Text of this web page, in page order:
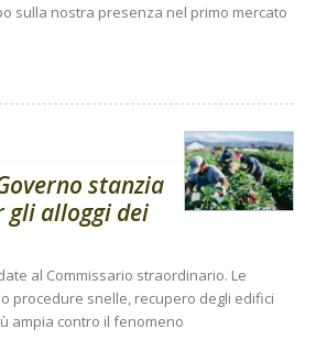
sulla nostra presenza nel primo mercato
stanzia
gli alloggi dei
al Commissario straordinario. Le
procedure snelle, recupero degli edifici
ampia contro il fenomeno